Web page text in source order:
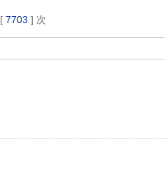
7703 ] 次